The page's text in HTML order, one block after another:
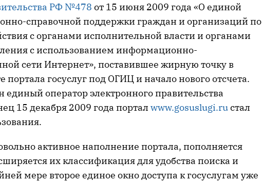
РФ №478 от 15 июня 2009 года «О единой
справочной поддержки граждан и организаций по
с органами исполнительной власти и органами
с использованием информационно-
сети Интернет», поставившее жирную точку в
госуслуг под ОГИЦ и начало нового отсчета.
единый оператор электронного правительства
15 декабря 2009 года портал www.gosuslugi.ruстал
активное наполнение портала, пополняется
их классификация для удобства поиска и
мере второе единое окно доступа к госуслугам уже